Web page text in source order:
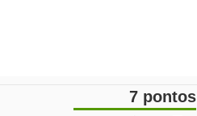
7 pontos